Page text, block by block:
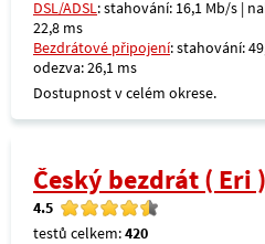
DSL/ADSL: stahování: 16,1 Mb/s |
22,8 ms
Bezdrátové připojení: stahování:
odezva: 26,1 ms
Dostupnost v celém okrese.
Český bezdrát ( Eri )
4.5
testů celkem:420